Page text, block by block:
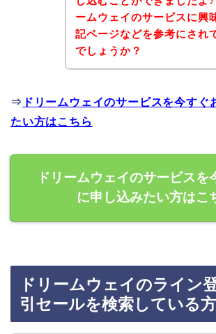
ームウェイのサービスに興
記ページなどを参考にされ
でしょうか？
⇒ ドリームウェイのサービスを今すぐ
たい方はこちら
ドリームウェイのサービスを
に申し込みたい方はこ
ドリームウェイのライン
引セールを検索している